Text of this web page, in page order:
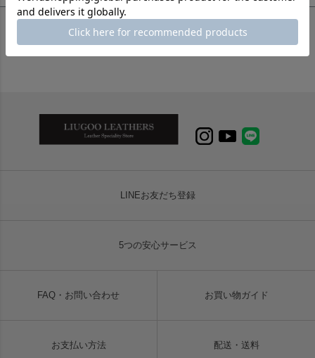
【夏季休業期間中(8/13〜8/16)のご注文・発送について】
LINEお友だち登録
5つの安心サービス
FAQ・お問い合わせ お買い物ガイド
お支払い方法 配送・送料